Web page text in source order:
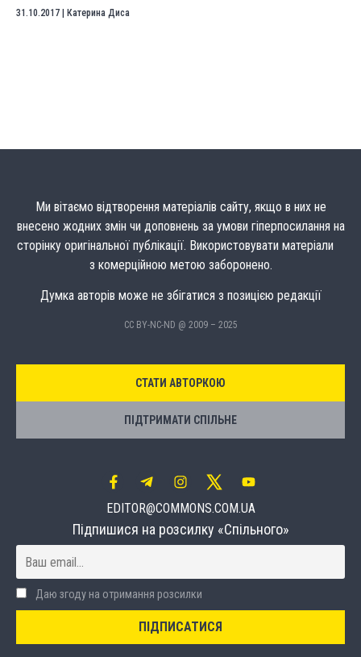
31.10.2017 Катерина Диса
Ми вітаємо відтворення матеріалів сайту, якщо в них не
внесено жодних змін чи доповнень за умови гіперпосилання на
сторінку оригінальної публікації. Використовувати матеріали
з комерційною метою заборонено.
Думка авторів може не збігатися з позицією редакції
CC BY-NC-ND @ 2009 – 2025
СТАТИ АВТОРКОЮ
ПІДТРИМАТИ СПІЛЬНЕ
EDITOR@COMMONS.COM.UA
Підпишися на розсилку «Спільного»
Даю згоду на отримання розсилки